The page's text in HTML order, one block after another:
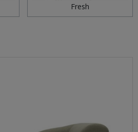
Fresh